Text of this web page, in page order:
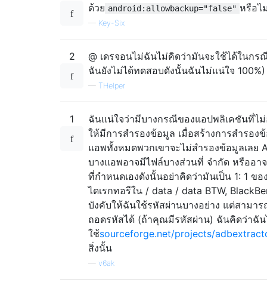
ด้วย android:allowbackup="false" หรือไ
— Key-Six
2
@ เดรจอนไม่ฉันไม่คิดว่ามันจะใช้ได้ในก
ฉันยังไม่ได้ทดสอบดังนั้นฉันไม่แน่ใจ 100%)
— THelper
1
ฉันแน่ใจว่ามีบางกรณีของแอปพลิเคชันที่ไ
ให้มีการสำรองข้อมูล เมื่อสร้างการสำรอง
แอพทั้งหมดพวกเขาจะไม่สำรองข้อมูลเลย
บางแอพอาจมีไฟล์บางส่วนที่ จำกัด หรืออา
ที่กำหนดเองดังนั้นอย่าคิดว่ามันเป็น 1: 1 ขอ
ไดเรกทอรีใน / data / data BTW,
บังคับให้ฉันใช้รหัสผ่านบางอย่าง แต่สามาร
ถอดรหัสได้ (ถ้าคุณมีรหัสผ่าน) ฉันคิดว่าฉัน
ใช้sourceforge.net/projects/
สิ่งนั้น
v6ak